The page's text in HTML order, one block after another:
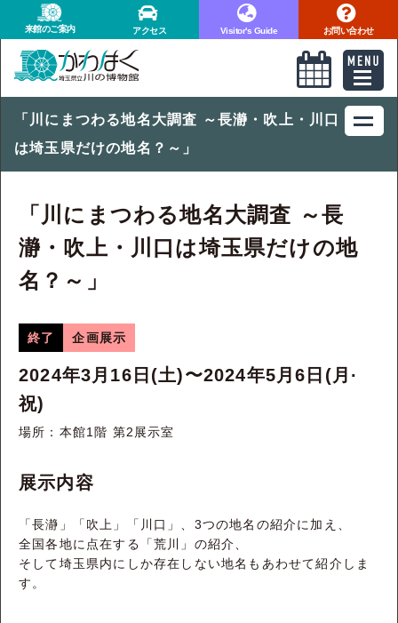
来館のご案内 アクセス Visitor's Guide お問い合わせ
「川にまつわる地名大調査 ～長瀞・吹上・川口
は埼玉県だけの地名？～」
「川にまつわる地名大調査 ～長
瀞・吹上・川口は埼玉県だけの地
名？～」
終了 企画展示
2024年3月16日(土)〜2024年5月6日(月·
祝)
場所：本館1階 第2展示室
展示内容
「長瀞」「吹上」「川口」、3つの地名の紹介に加え、
全国各地に点在する「荒川」の紹介、
そして埼玉県内にしか存在しない地名もあわせて紹介しま
す。